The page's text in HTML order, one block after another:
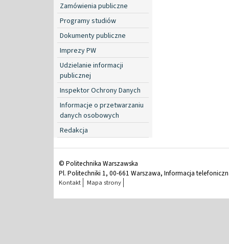
Zamówienia publiczne
Programy studiów
Dokumenty publiczne
Imprezy PW
Udzielanie informacji
publicznej
Inspektor Ochrony Danych
Informacje o przetwarzaniu
danych osobowych
Redakcja
© Politechnika Warszawska
Pl. Politechniki 1, 00-661 Warszawa, Informacja
Kontakt Mapa strony